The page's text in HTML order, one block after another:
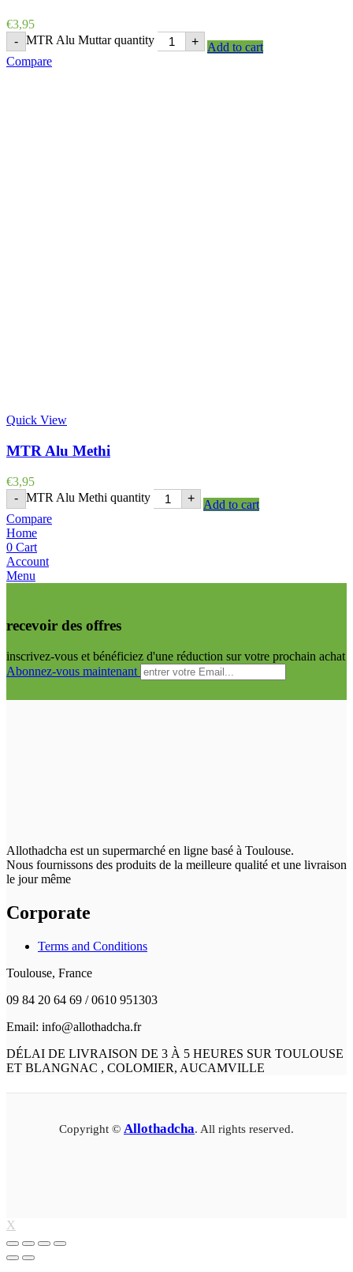
€3,95
- MTR Alu Muttar quantity +
Add to cart
Compare
Quick View
MTR Alu Methi
€3,95
- MTR Alu Methi quantity +
Add to cart
Compare
Home
0 Cart
Account
Menu
recevoir des offres
inscrivez-vous et bénéficiez d'une réduction sur votre prochain achat
Abonnez-vous maintenant
Allothadcha est un supermarché en ligne basé à Toulouse.
Nous fournissons des produits de la meilleure qualité et une livraison
le jour même
Corporate
Terms and Conditions
Toulouse, France
09 84 20 64 69 / 0610 951303
Email: info@allothadcha.fr
DÉLAI DE LIVRAISON DE 3 À 5 HEURES SUR TOULOUSE
ET BLANGNAC , COLOMIER, AUCAMVILLE
Copyright © Allothadcha. All rights reserved.
X